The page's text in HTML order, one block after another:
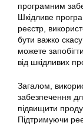
програмним
Шкідливе
реєстр,
бути важко
можете
від шкідливих
Загалом,
забезпечення
підвищити
Підтримуючи